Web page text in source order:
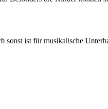
sonst ist für musikalische